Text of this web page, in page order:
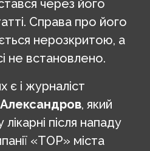
через його
Справа про його
нерозкритою, а
не встановлено.
є і журналіст
Александров, який
після нападу
«ТОР» міста